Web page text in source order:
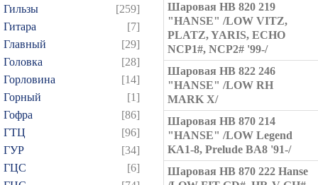
Гильзы
[259]
Гитара
[7]
Главный
[29]
Головка
[28]
Горловина
[14]
Горный
[1]
Гофра
[86]
ГТЦ
[96]
ГУР
[34]
ГЦC
[6]
Шаровая HB 820 219
"HANSE" /LOW VITZ,
PLATZ, YARIS, ECHO
NCP1#, NCP2# '99-/
Шаровая HB 822 246
"HANSE" /LOW RH
MARK X/
Шаровая HB 870 214
"HANSE" /LOW Legend
KA1-8, Prelude BA8 '91-/
Шаровая HB 870 222 Hanse